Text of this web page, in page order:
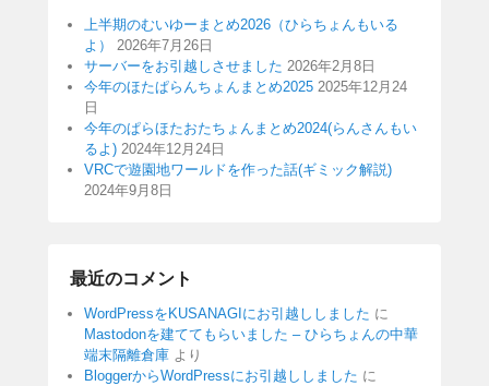
上半期のむいゆーまとめ2026（ひらちょんもいる
よ）
2026年7月26日
サーバーをお引越しさせました 2026年2月8日
今年のほたぱらんちょんまとめ2025 2025年12月24
日
今年のぱらほたおたちょんまとめ2024(らんさんもい
るよ) 2024年12月24日
VRCで遊園地ワールドを作った話(ギミック解説)
2024年9月8日
最近のコメント
WordPressをKUSANAGIにお引越ししました に
Mastodonを建ててもらいました – ひらちょんの中華
端末隔離倉庫 より
BloggerからWordPressにお引越ししました に